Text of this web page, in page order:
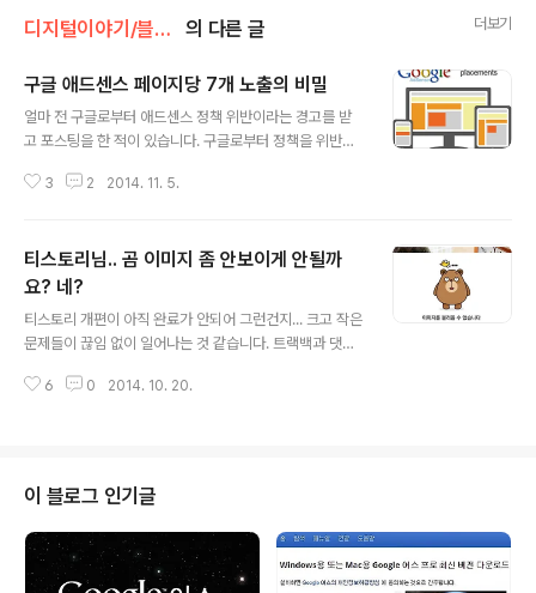
디지털이야기/블로그Weblog 의 다른 글 더보기
구글 애드센스 페이지당 7개 노출의 비밀
얼마 전 구글로부터 애드센스 정책 위반이라는 경고를 받
고 포스팅을 한 적이 있습니다. 구글로부터 정책을 위반했
당 3개를 넘을 수 없다는 것이죠. 애드센스 정책위반 경고
페이지에 7개의 애드센스가 걸려 있는 사이트를 발견했습
니다. 구글 카드보드와 관련된 정보를 찾다가 실제 카드보
드(종이상자)로 DIY하는 사이트들이 눈에 띄어 링크를 타
고 구경하다가 우연히 보게 된겁니다. 먼저 아래 이미지를
부분이 구글 애드센스(애드초이스)입니다. 보시는 것 처럼
3 2 2014. 11. 5.
티스토리님.. 곰 이미지 좀 안보이게 안될까
요? 네?
티스토리 개편이 아직 완료가 안되어 그런건지... 크고 작은
문제들이 끊임 없이 일어나는 것 같습니다. 트랙백과 댓글
실된 것으로 보이는 것도 ㅠ.ㅠ 특히 이미지가 로딩되지 않
이곤 합니다. 그리고 이건 단지 블로그에서 글을 읽을 때만
이 아니라 포스트를 쓰는 과정에서도 종종 벌어지는 일입
니다. 글을 쓰다가도 이미지를 첨부하려 하면 한번에 올라
가지 않는 경우가 번번이 이어집니다. 이럴 때마다 불안한
마음과 함께 티스토리(다음카카오)의 사용자 데이터 관리
6 0 2014. 10. 20.
이 블로그 인기글